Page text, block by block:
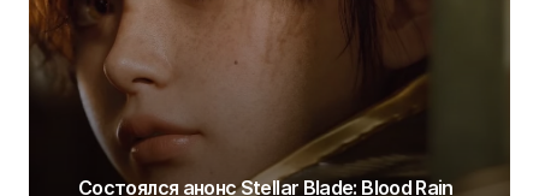
Состоялся анонс Stellar Blade: Blood Rain